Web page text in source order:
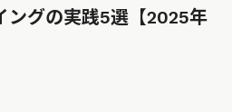
ングの実践5選【2025年